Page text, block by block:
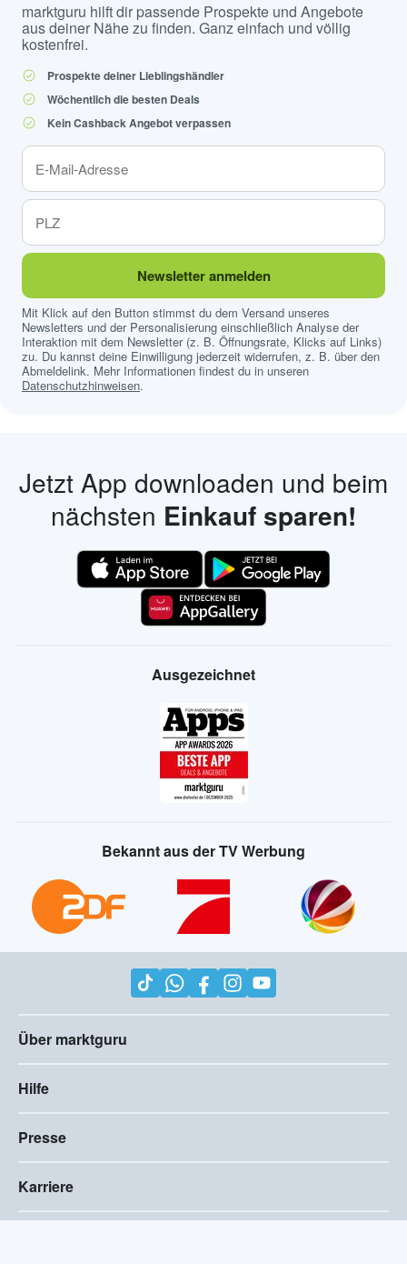
marktguru hilft dir passende Prospekte und Angebote
aus deiner Nähe zu finden. Ganz einfach und völlig
kostenfrei.
Prospekte deiner Lieblingshändler
Wöchentlich die besten Deals
Kein Cashback Angebot verpassen
Newsletter anmelden
Mit Klick auf den Button stimmst du dem Versand unseres
Newsletters und der Personalisierung einschließlich Analyse der
Interaktion mit dem Newsletter (z. B. Öffnungsrate, Klicks auf Links)
zu. Du kannst deine Einwilligung jederzeit widerrufen, z. B. über den
Abmeldelink. Mehr Informationen findest du in unseren
Datenschutzhinweisen.
Jetzt App downloaden und beim
nächsten Einkauf sparen!
Ausgezeichnet
Bekannt aus der TV Werbung
Über marktguru
Hilfe
Presse
Karriere